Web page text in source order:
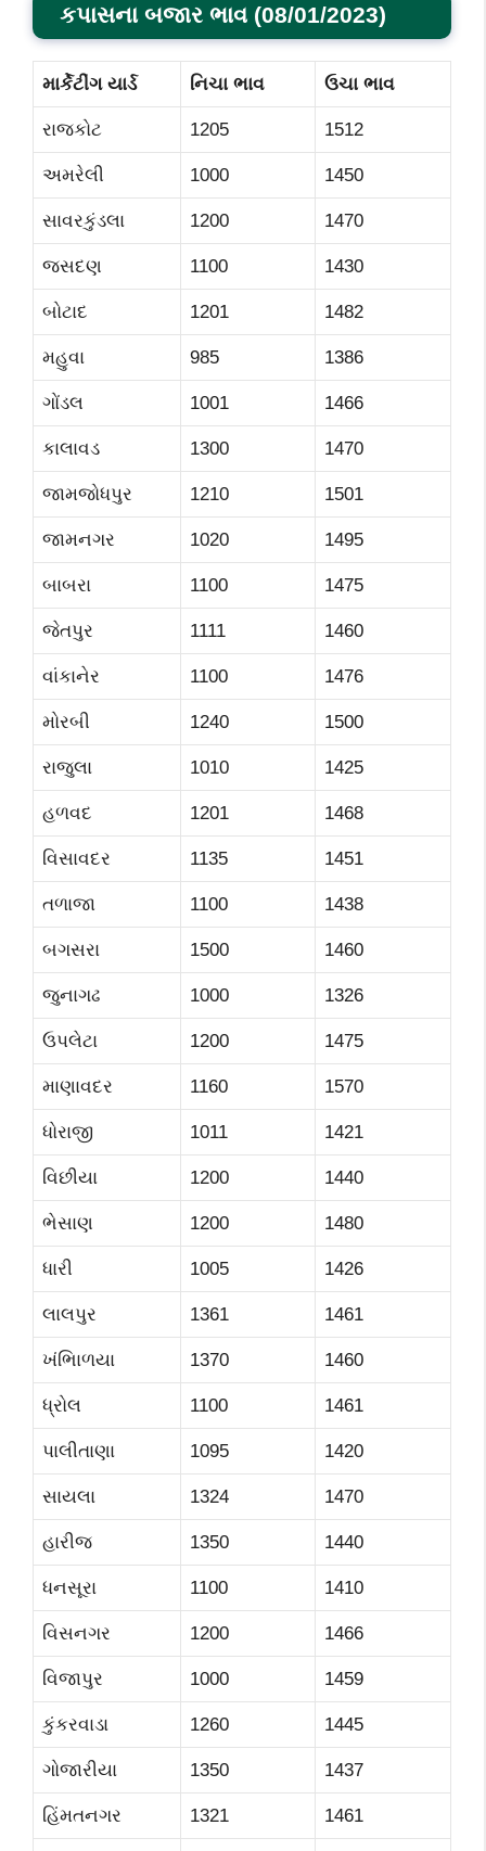
કપાસના બજાર ભાવ (08/01/2023)
માર્કેટીંગ યાર્ડ નિચા ભાવ ઉચા ભાવ
રાજકોટ 1205 1512
અમરેલી 1000 1450
સાવરકુંડલા 1200 1470
જસદણ 1100 1430
બોટાદ 1201 1482
મહુવા 985 1386
ગોંડલ 1001 1466
કાલાવડ 1300 1470
જામજોધપુર 1210 1501
જામનગર 1020 1495
બાબરા 1100 1475
જેતપુર 1111 1460
વાંકાનેર 1100 1476
મોરબી 1240 1500
રાજુલા 1010 1425
હળવદ 1201 1468
વિસાવદર 1135 1451
તળાજા 1100 1438
બગસરા 1500 1460
જુનાગઢ 1000 1326
ઉપલેટા 1200 1475
માણાવદર 1160 1570
ધોરાજી 1011 1421
વિછીયા 1200 1440
ભેસાણ 1200 1480
ધારી 1005 1426
લાલપુર 1361 1461
ખંભાિળયા 1370 1460
ધ્રોલ 1100 1461
પાલીતાણા 1095 1420
સાયલા 1324 1470
હારીજ 1350 1440
ધનસૂરા 1100 1410
વિસનગર 1200 1466
વિજાપુર 1000 1459
કુંકરવાડા 1260 1445
ગોજારીયા 1350 1437
હિંમતનગર 1321 1461